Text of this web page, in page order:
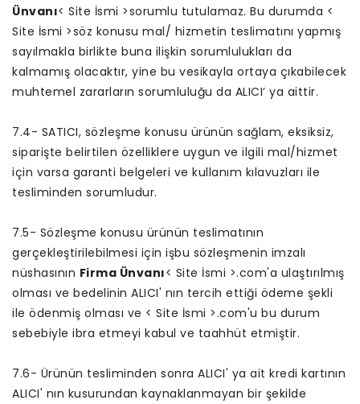
Ünvanı< Site İsmi >sorumlu tutulamaz. Bu durumda <
Site İsmi >söz konusu mal/ hizmetin teslimatını yapmış
sayılmakla birlikte buna ilişkin sorumlulukları da
kalmamış olacaktır, yine bu vesikayla ortaya çıkabilecek
muhtemel zararların sorumluluğu da ALICI’ ya aittir.
7.4- SATICI, sözleşme konusu ürünün sağlam, eksiksiz,
siparişte belirtilen özelliklere uygun ve ilgili mal/hizmet
için varsa garanti belgeleri ve kullanım kılavuzları ile
tesliminden sorumludur.
7.5- Sözleşme konusu ürünün teslimatının
gerçekleştirilebilmesi için işbu sözleşmenin imzalı
nüshasının Firma Ünvanı< Site İsmi >.com'a ulaştırılmış
olması ve bedelinin ALICI' nın tercih ettiği ödeme şekli
ile ödenmiş olması ve < Site İsmi >.com'u bu durum
sebebiyle ibra etmeyi kabul ve taahhüt etmiştir.
7.6- Ürünün tesliminden sonra ALICI' ya ait kredi kartının
ALICI' nın kusurundan kaynaklanmayan bir şekilde